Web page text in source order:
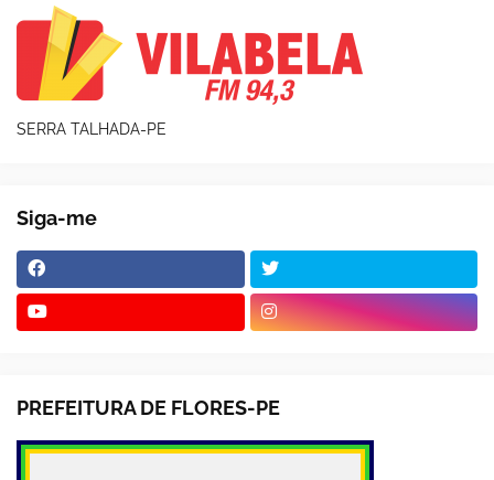
SERRA TALHADA-PE
Siga-me
PREFEITURA DE FLORES-PE